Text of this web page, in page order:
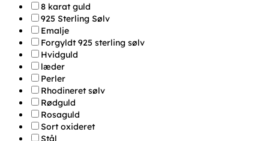
8 karat guld
925 Sterling Sølv
Emalje
Forgyldt 925 sterling sølv
Hvidguld
læder
Perler
Rhodineret sølv
Rødguld
Rosaguld
Sort oxideret
Stål